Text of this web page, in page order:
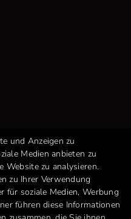
und Anzeigen zu
Medien anbieten zu
Website zu analysieren.
zu Ihrer Verwendung
für soziale Medien, Werbung
führen diese Informationen